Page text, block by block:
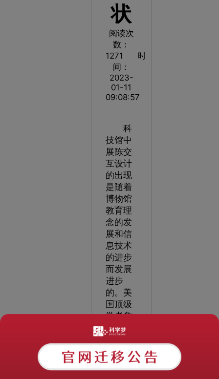
状
阅读次
数：
1271
时
间：
2023-
01-11
09:08:57
科
技馆中
展陈交
互设计
的出现
是随着
博物馆
教育理
念的发
展和信
息技术
的进步
而发展
进步
的。美
国顶级
学者詹
妮弗·普
（Jenny
Preece）